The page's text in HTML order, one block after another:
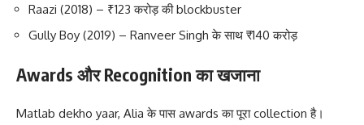
Raazi (2018) – ₹123 करोड़ की blockbuster
Gully Boy (2019) – Ranveer Singh के साथ ₹140 करोड़
Awards और Recognition का खजाना
Matlab dekho yaar, Alia के पास awards का पूरा collection है।